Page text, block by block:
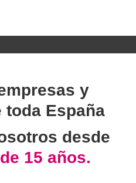
y
España
desde
15 años.